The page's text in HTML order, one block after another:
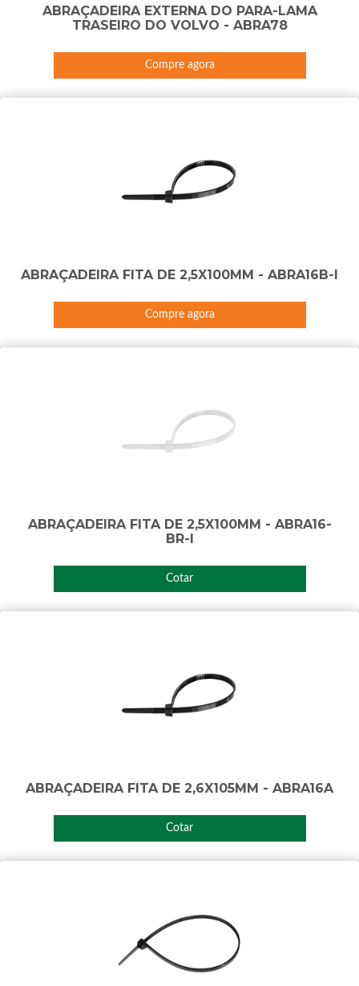
ABRAÇADEIRA EXTERNA DO PARA-LAMA
TRASEIRO DO VOLVO - ABRA78
Compre agora
ABRAÇADEIRA FITA DE 2,5X100MM - ABRA16B-I
Compre agora
ABRAÇADEIRA FITA DE 2,5X100MM - ABRA16-
BR-I
Cotar
ABRAÇADEIRA FITA DE 2,6X105MM - ABRA16A
Cotar